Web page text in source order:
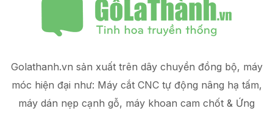
Golathanh.vn sản xuất trên dây chuyền đồng bộ, máy
móc hiện đại như: Máy cắt CNC tự động nâng hạ tấm,
máy dán nẹp cạnh gỗ, máy khoan cam chốt & Ứng